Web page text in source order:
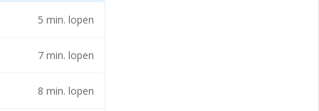
gelegen
naar een kleine
in de casco
5 min. lopen
7 min. lopen
8 min. lopen